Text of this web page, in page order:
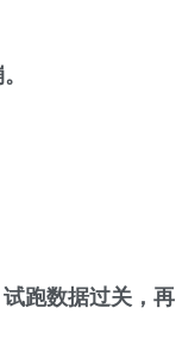
跑数据过关，再